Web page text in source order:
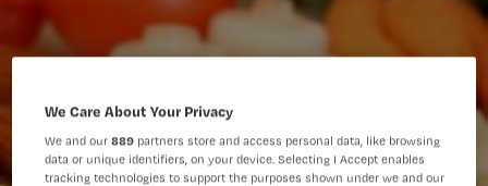
We Care About Your Privacy
We and our889 partners store and access personal data, like browsing
data or unique identifiers, on your device. Selecting I Accept enables
tracking technologies to support the purposes shown under we and our